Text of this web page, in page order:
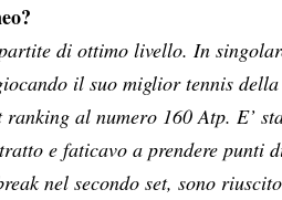
di ottimo livello. In
il suo miglior tennis
ranking al numero 160 Atp. E’
e faticavo a prendere punti
nel secondo set, sono